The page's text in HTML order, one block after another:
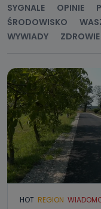
SYGNALE
OPINIE
ŚRODOWISKO
WYWIADY
ZDROWIE
HOT REGION